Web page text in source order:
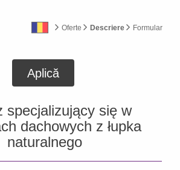
Oferte Descriere Formular
specjalizujący się w
dachowych z łupka
naturalnego
Aplică